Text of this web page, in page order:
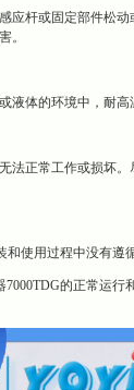
应杆或固定部件松
。
体的环境中，耐
法正常工作或损坏
使用过程中没有
的正常运